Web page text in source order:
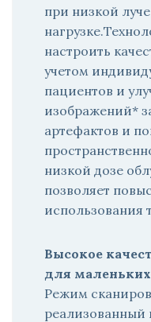
при низкой
настроить
учетом
пациентов и
изображений*
артефактов и
низкой дозе
позволяет
использования
Высокое
для
Режим
реализованный